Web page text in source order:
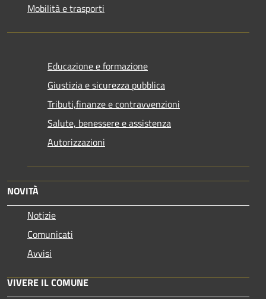
Mobilità e trasporti
Educazione e formazione
Giustizia e sicurezza pubblica
Tributi,finanze e contravvenzioni
Salute, benessere e assistenza
Autorizzazioni
NOVITÀ
Notizie
Comunicati
Avvisi
VIVERE IL COMUNE